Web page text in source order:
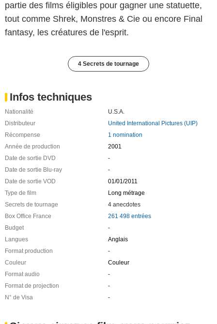
partie des films éligibles pour gagner une statuette,
tout comme Shrek, Monstres & Cie ou encore Final
fantasy, les créatures de l'esprit.
4 Secrets de tournage
Infos techniques
Nationalité
U.S.A.
Distributeur
United International Pictures (UIP)
Récompense
1 nomination
Année de production
2001
Date de sortie DVD
-
Date de sortie Blu-ray
-
Date de sortie VOD
01/01/2011
Type de film
Long métrage
Secrets de tournage
4 anecdotes
Box Office France
261 498 entrées
Budget
-
Langues
Anglais
Format production
-
Couleur
Couleur
Format audio
-
Format de projection
-
N° de Visa
-